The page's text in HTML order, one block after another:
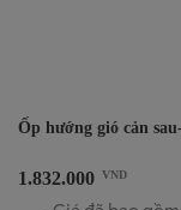
Ốp hướng gió cản
1.832.000 VND